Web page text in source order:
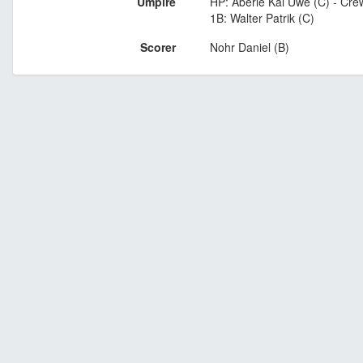
1B: Walter Patrik (C)
Scorer
Nohr Daniel (B)